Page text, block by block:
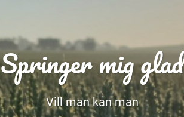
Springer mig glad
Vill man kan man